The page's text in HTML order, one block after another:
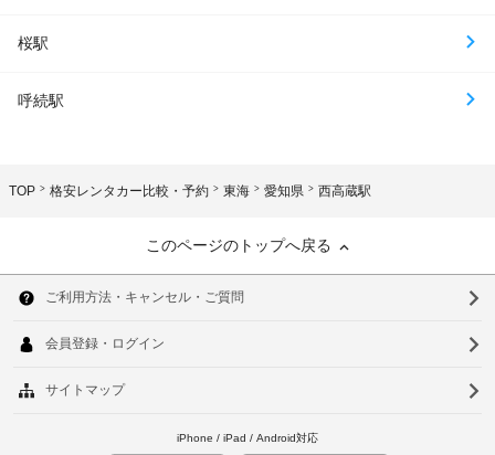
桜駅
呼続駅
TOP 格安レンタカー比較・予約 東海 愛知県 西高蔵駅
このページのトップへ戻る